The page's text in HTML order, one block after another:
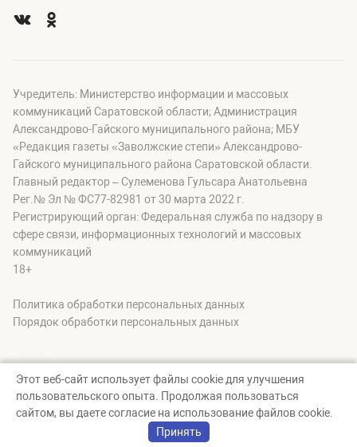
Учредитель: Министерство информации и массовых
коммуникаций Саратовской области; Администрация
Александрово-Гайского муниципального района; МБУ
«Редакция газеты «Заволжские степи» Александрово-
Гайского муниципального района Саратовской области.
Главный редактор – Сулеменова Гульсара Анатольевна
Рег.№ Эл № ФС77-82981 от 30 марта 2022 г.
Регистрирующий орган: Федеральная служба по надзору в
сфере связи, информационных технологий и массовых
коммуникаций
18+
Политика обработки персональных данных
Порядок обработки персональных данных
© zavolgskiestepi, 2026
Создание сайта — nopreset
Этот веб-сайт использует файлы cookie для улучшения
пользовательского опыта. Продолжая пользоваться
сайтом, вы даете согласие на использование файлов cookie.
Принять